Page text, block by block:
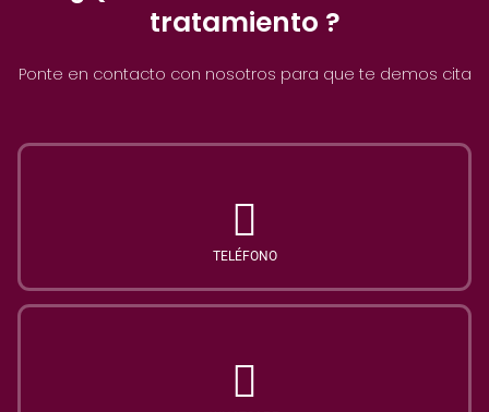
tratamiento ?
Ponte en contacto con nosotros para que te demos cita
TELÉFONO